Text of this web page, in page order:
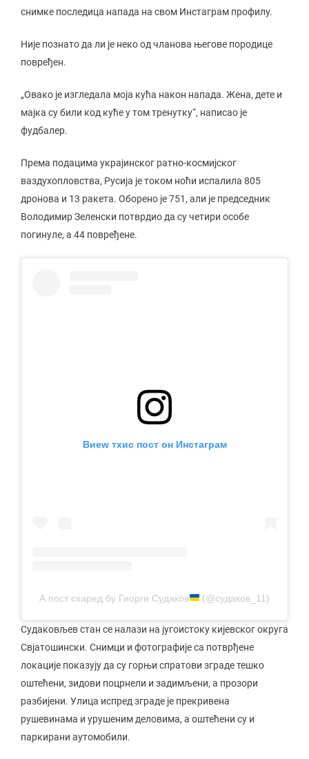
снимке последица напада на свом Инстаграм профилу.
Није познато да ли је неко од чланова његове породице
повређен.
„Овако је изгледала моја кућа након напада. Жена, дете и
мајка су били код куће у том тренутку“, написао је
фудбалер.
Према подацима украјинског ратно-космијског
ваздухопловства, Русија је током ноћи испалила 805
дронова и 13 ракета. Оборено је 751, али је председник
Володимир Зеленски потврдио да су четири особе
погинуле, а 44 повређене.
Виеw тхис пост он Инстаграм
А пост схаред бy Гиорги Судаков (@судаков_11)
Судаковљев стан се налази на југоистоку кијевског округа
Свјатошински. Снимци и фотографије са потврђене
локације показују да су горњи спратови зграде тешко
оштећени, зидови поцрнели и задимљени, а прозори
разбијени. Улица испред зграде је прекривена
рушевинама и урушеним деловима, а оштећени су и
паркирани аутомобили.